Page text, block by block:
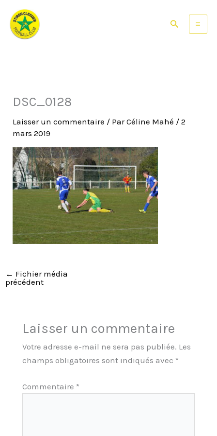
contenu
Rechercher
DSC_0128
Laisser un commentaire / ParCéline Mahé /2
mars 2019
← Fichier média
précédent
Laisser un commentaire
Votre adresse e-mail ne sera pas publiée. Les
champs obligatoires sont indiqués avec *
Commentaire *